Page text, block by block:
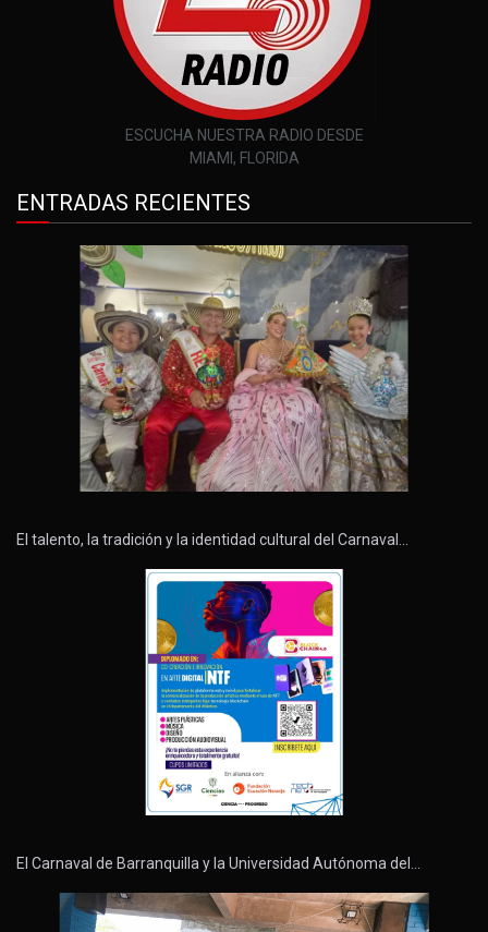
ESCUCHA NUESTRA RADIO DESDE
MIAMI, FLORIDA
ENTRADAS RECIENTES
El talento, la tradición y la identidad cultural del Carnaval…
El Carnaval de Barranquilla y la Universidad Autónoma del…